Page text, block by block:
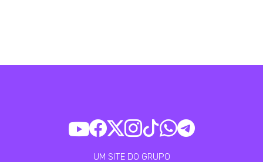
UM SITE DO GRUPO